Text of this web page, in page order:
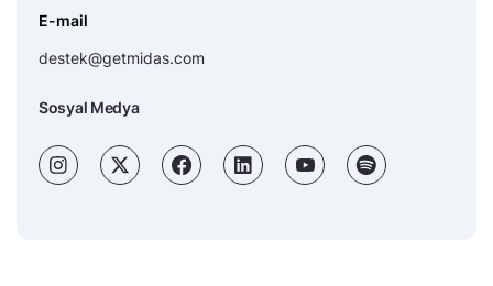
E-mail
destek@getmidas.com
Sosyal Medya